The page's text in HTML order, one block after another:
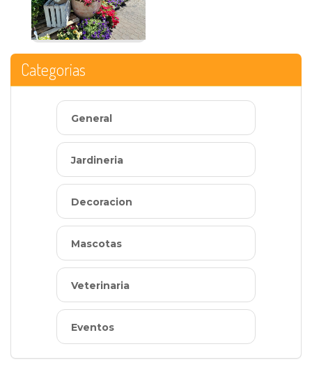
Categorias
General
Jardineria
Decoracion
Mascotas
Veterinaria
Eventos